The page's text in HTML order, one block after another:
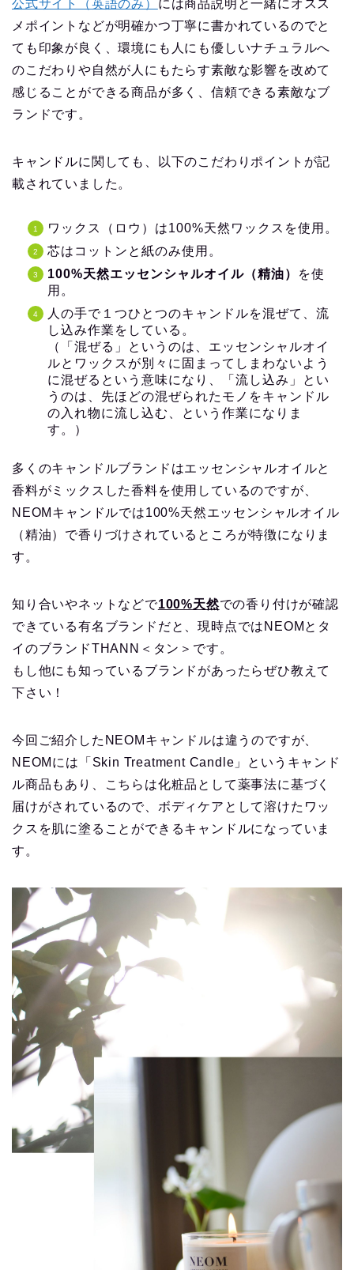
公式サイト（英語のみ） には商品説明と一緒にオスス
メポイントなどが明確かつ丁寧に書かれているのでと
ても印象が良く、環境にも人にも優しいナチュラルへ
のこだわりや自然が人にもたらす素敵な影響を改めて
感じることができる商品が多く、信頼できる素敵なブ
ランドです。
キャンドルに関しても、以下のこだわりポイントが記
載されていました。
ワックス（ロウ）は100%天然ワックスを使用。
芯はコットンと紙のみ使用。
100%天然エッセンシャルオイル（精油）
を使
用。
人の手で１つひとつのキャンドルを混ぜて、流
し込み作業をしている。
（「混ぜる」というのは、エッセンシャルオイ
ルとワックスが別々に固まってしまわないよう
に混ぜるという意味になり、「流し込み」とい
うのは、先ほどの混ぜられたモノをキャンドル
の入れ物に流し込む、という作業になりま
す。）
多くのキャンドルブランドはエッセンシャルオイルと
香料がミックスした香料を使用しているのですが、
NEOMキャンドルでは100%天然エッセンシャルオイル
（精油）で香りづけされているところが特徴になりま
す。
知り合いやネットなどで100%天然での香り付けが確認
できている有名ブランドだと、現時点ではNEOMとタ
イのブランドTHANN＜タン＞です。
もし他にも知っているブランドがあったらぜひ教えて
下さい！
今回ご紹介したNEOMキャンドルは違うのですが、
NEOMには「Skin Treatment Candle」というキャンド
ル商品もあり、こちらは化粧品として薬事法に基づく
届けがされているので、ボディケアとして溶けたワッ
クスを肌に塗ることができるキャンドルになっていま
す。